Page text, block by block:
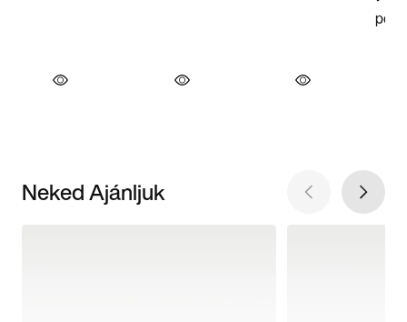
Neked Ajánljuk